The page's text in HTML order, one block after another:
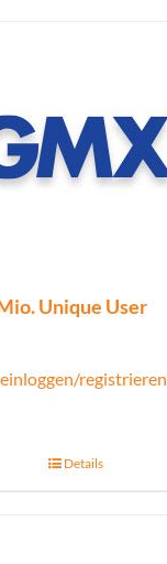
Unique User
registrieren
Details